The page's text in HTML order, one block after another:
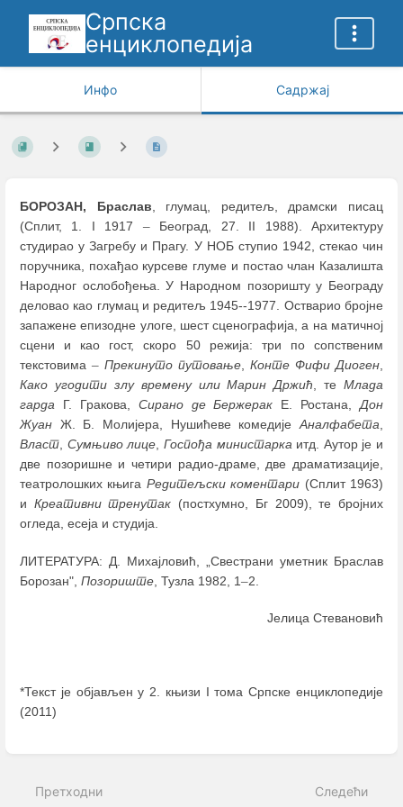
Српска
енциклопедија
Инфо Садржај
БОРОЗАН, Браслав, глумац, редитељ, драмски писац
(Сплит, 1. I 1917 –Београд, 27. II 1988). Архитектуру
студирао у Загребу и Прагу. У НОБ ступио 1942, стекао чин
поручника, похађао курсеве глуме и постао члан Казалишта
Народног ослобођења. У Народном позоришту у Београду
деловао као глумац и редитељ 1945--1977. Остварио бројне
запажене епизодне улоге, шест сценографија, а на матичној
сцени и као гост, скоро 50 режија: три по сопственим
текстовима – Прекинуто путовање, Конте Фифи Диоген,
Како угодити злу времену или Марин Држић, те Млада
гарда Г. Гракова, Сирано де Бержерак Е. Ростана,Дон
Жуан Ж. Б. Молијера, Нушићеве комедијеАналфабета,
Власт, Сумњиво лице, Госпођа министаркаитд. Аутор је и
две позоришне и четири радио-драме, две драматизације,
театролошких књига Редитељски коментари (Сплит 1963)
и Креативни тренутак (постхумно, Бг 2009), те бројних
огледа, есеја и студија.
ЛИТЕРАТУРА: Д. Михајловић, „Свестрани уметник Браслав
Борозан", Позориште , Тузла 1982, 1–2.
Јелица Стевановић
*Текст је објављен у 2. књизи I тома Српске енциклопедије
(2011)
mode
Претходни Следећи